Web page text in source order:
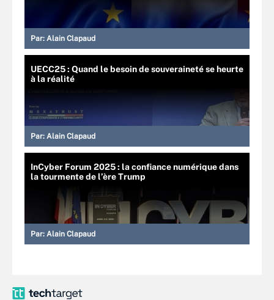
Par: Alain Clapaud
UECC25 : Quand le besoin de souveraineté se heurte
à la réalité
Par: Alain Clapaud
InCyber Forum 2025 : la confiance numérique dans
la tourmente de l’ère Trump
Par: Alain Clapaud